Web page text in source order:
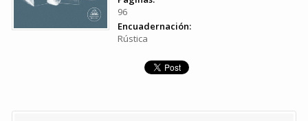
96
Encuadernación:
Rústica